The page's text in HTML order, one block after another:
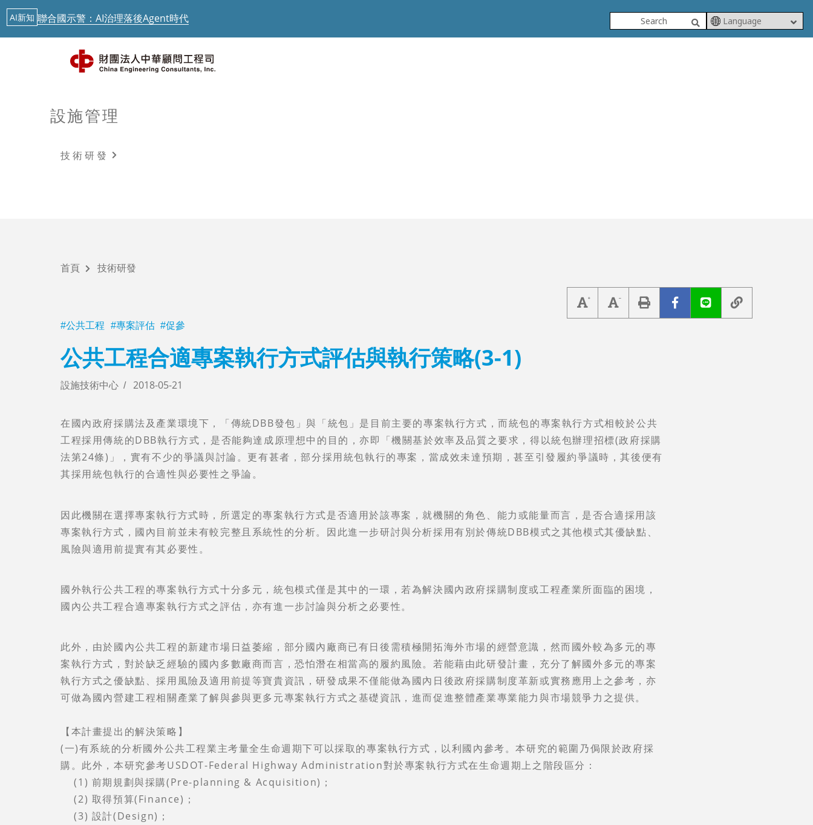
最新消息
最新課程
AI人工智慧
學習及影音
關於我們
最新消息 中華顧問工程司「公路橋梁檢測人員培訓」今起跑
從生成式AI到實體AI－日本鐵道落地驗證中
聯合國示警：AI治理落後Agent時代
設施管理
技術研發
首頁 技術研發
公共工程 專案評估 促參
公共工程合適專案執行方式評估與執行策略(3-1)
設施技術中心 2018-05-21
在國內政府採購法及產業環境下，「傳統DBB發包」與「統包」是目前主要的專案執行方式，而統包的專案執行方式相較於公共
工程採用傳統的DBB執行方式，是否能夠達成原理想中的目的，亦即「機關基於效率及品質之要求，得以統包辦理招標(政府採購
法第24條)」，實有不少的爭議與討論。更有甚者，部分採用統包執行的專案，當成效未達預期，甚至引發履約爭議時，其後便有
其採用統包執行的合適性與必要性之爭論。
因此機關在選擇專案執行方式時，所選定的專案執行方式是否適用於該專案，就機關的角色、能力或能量而言，是否合適採用該
專案執行方式，國內目前並未有較完整且系統性的分析。因此進一步研討與分析採用有別於傳統DBB模式之其他模式其優缺點、
風險與適用前提實有其必要性。
國外執行公共工程的專案執行方式十分多元，統包模式僅是其中的一環，若為解決國內政府採購制度或工程產業所面臨的困境，
國內公共工程合適專案執行方式之評估，亦有進一步討論與分析之必要性。
此外，由於國內公共工程的新建市場日益萎縮，部分國內廠商已有日後需積極開拓海外市場的經營意識，然而國外較為多元的專
案執行方式，對於缺乏經驗的國內多數廠商而言，恐怕潛在相當高的履約風險。若能藉由此研發計畫，充分了解國外多元的專案
執行方式之優缺點、採用風險及適用前提等寶貴資訊，研發成果不僅能做為國內日後政府採購制度革新或實務應用上之參考，亦
可做為國內營建工程相關產業了解與參與更多元專案執行方式之基礎資訊，進而促進整體產業專業能力與市場競爭力之提供。
【本計畫提出的解決策略】
(一)有系統的分析國外公共工程業主考量全生命週期下可以採取的專案執行方式，以利國內參考。本研究的範圍乃侷限於政府採
購。此外，本研究參考USDOT-Federal Highway Administration對於專案執行方式在生命週期上之階段區分：
(1) 前期規劃與採購(Pre-planning & Acquisition)；
(2) 取得預算(Finance)；
(3) 設計(Design)；